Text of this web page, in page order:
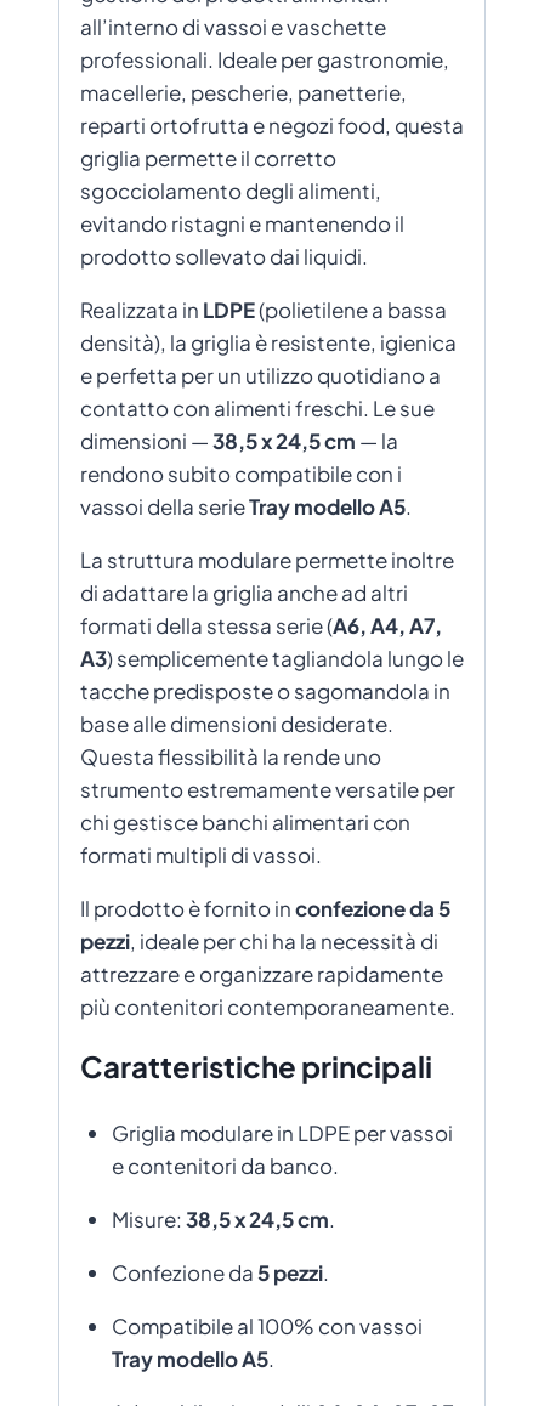
all’interno di vassoi e vaschette
professionali. Ideale per gastronomie,
macellerie, pescherie, panetterie,
reparti ortofrutta e negozi food, questa
griglia permette il corretto
sgocciolamento degli alimenti,
evitando ristagni e mantenendo il
prodotto sollevato dai liquidi.
Realizzata in LDPE(polietilene a bassa
densità), la griglia è resistente, igienica
e perfetta per un utilizzo quotidiano a
contatto con alimenti freschi. Le sue
dimensioni —38,5 x 24,5 cm — la
rendono subito compatibile con i
vassoi della serieTray modello A5.
La struttura modulare permette inoltre
di adattare la griglia anche ad altri
formati della stessa serie (A6, A4, A7,
A3) semplicemente tagliandola lungo le
tacche predisposte o sagomandola in
base alle dimensioni desiderate.
Questa flessibilità la rende uno
strumento estremamente versatile per
chi gestisce banchi alimentari con
formati multipli di vassoi.
Il prodotto è fornito inconfezione da 5
pezzi, ideale per chi ha la necessità di
attrezzare e organizzare rapidamente
più contenitori contemporaneamente.
Caratteristiche principali
Griglia modulare in LDPE per vassoi
e contenitori da banco.
Misure: 38,5 x 24,5 cm.
Confezione da5 pezzi.
Compatibile al 100% con vassoi
Tray modello A5.